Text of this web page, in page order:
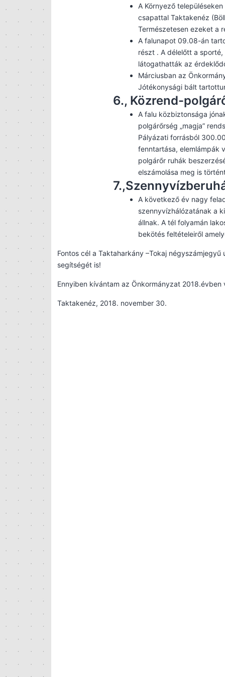
A Környező
csapattal Taktakenéz
Természetesen ezeket a
A falunapot 09.08-án
részt . A délelőtt a
látogathatták az
Márciusban az
Jótékonysági bált
6., Közrend-
A falu közbiztonsága
polgárőrség „magja”
Pályázati forrásból
fenntartása, elemlámpák
polgárőr ruhák
elszámolása meg is
A következő év nagy
szennyvízhálózatának a
állnak. A tél folyamán
bekötés feltételeiről
Fontos cél a Taktaharkány –Tokaj
segítségét is!
Ennyiben kívántam az Önkormányzat
Taktakenéz, 2018. november 30.